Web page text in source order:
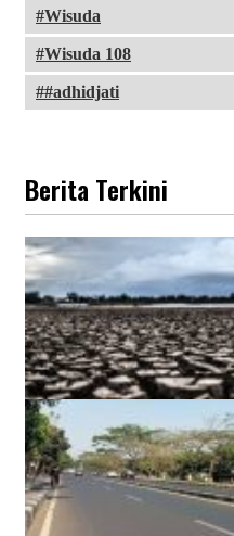
Wisuda
Wisuda 108
#adhidjati
Berita Terkini